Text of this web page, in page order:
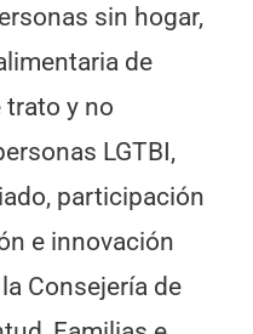
sin hogar,
de
trato y no
LGTBI,
participación
e innovación
Consejería de